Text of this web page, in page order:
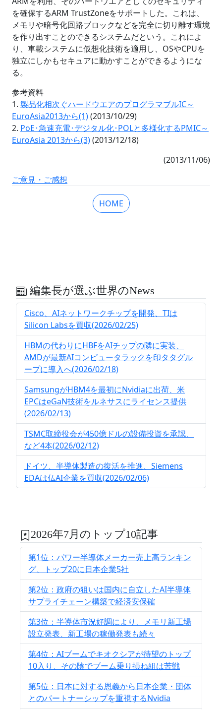
を確保するARM TrustZoneをサポートした。これは、
メモリや暗号化回路ブロックなどを完全に切り離す環境
を作り出すことのできるシステムだという。これによ
り、車載システムに仮想化技術を適用し、OSやCPUを
独立にしかもセキュアに動かすことができるようにな
る。
参考資料
1. 製品化相次ぐハードウエアのプログラマブルIC～
EuroAsia2013から(1)(2013/10/29)
2. PoE･急速充電･デジタル化･POLと多様化するPMIC～
EuroAsia 2013から(3)(2013/12/18)
(2013/11/06)
ご意見・ご感想
HOME
編集長が選ぶ世界のNews
Cisco、AIネットワークチップを開発、TIは
Silicon Labsを買収(2026/02/25)
HBMの代わりにHBFをAIチップの隣に実装、
AMDが最新AIコンピュータラックを印タタグル
ープに導入へ(2026/02/18)
SamsungがHBM4を最初にNvidiaに出荷、米
EPCはeGaN技術をルネサスにライセンス提供
(2026/02/13)
TSMC取締役会が450億ドルの設備投資を承認、
など4本(2026/02/12)
ドイツ、半導体製造の復活を推進、Siemens
EDAは仏AI企業を買収(2026/02/06)
2026年7月のトップ10記事
第1位：パワー半導体メーカー売上高ランキン
グ、トップ20に日本企業5社
第2位：政府の狙いは国内に自立したAI半導体
サプライチェーン構築で経済安保確
第3位：半導体市況好調により、メモリ新工場
設立発表、新工場の稼働発表も続々
第4位：AIブームでキオクシアが待望のトップ
10入り、その陰でブーム乗り損ね組は苦戦
第5位：日本に対する恩義から日本企業・団体
とのパートナーシップを重視するNvidia